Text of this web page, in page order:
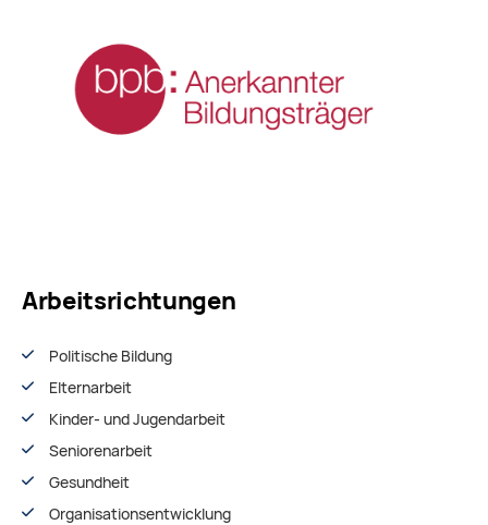
Arbeitsrichtungen
Politische Bildung
Elternarbeit
Kinder- und Jugendarbeit
Seniorenarbeit
Gesundheit
Organisationsentwiсklung